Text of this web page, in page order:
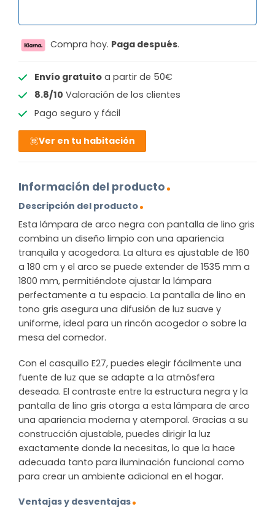
Compra hoy. Paga después.
Envío gratuitoa partir de 50€
8.8/10 Valoración de los clientes
Pago seguro y fácil
Ver en tu habitación
Información del producto
Descripción del producto
Esta lámpara de arco negra con pantalla de lino gris
combina un diseño limpio con una apariencia
tranquila y acogedora. La altura es ajustable de 160
a 180 cm y el arco se puede extender de 1535 mm a
1800 mm, permitiéndote ajustar la lámpara
perfectamente a tu espacio. La pantalla de lino en
tono gris asegura una difusión de luz suave y
uniforme, ideal para un rincón acogedor o sobre la
mesa del comedor.
Con el casquillo E27, puedes elegir fácilmente una
fuente de luz que se adapte a la atmósfera
deseada. El contraste entre la estructura negra y la
pantalla de lino gris otorga a esta lámpara de arco
una apariencia moderna y atemporal. Gracias a su
construcción ajustable, puedes dirigir la luz
exactamente donde la necesitas, lo que la hace
adecuada tanto para iluminación funcional como
para crear un ambiente adicional en el hogar.
Ventajas y desventajas